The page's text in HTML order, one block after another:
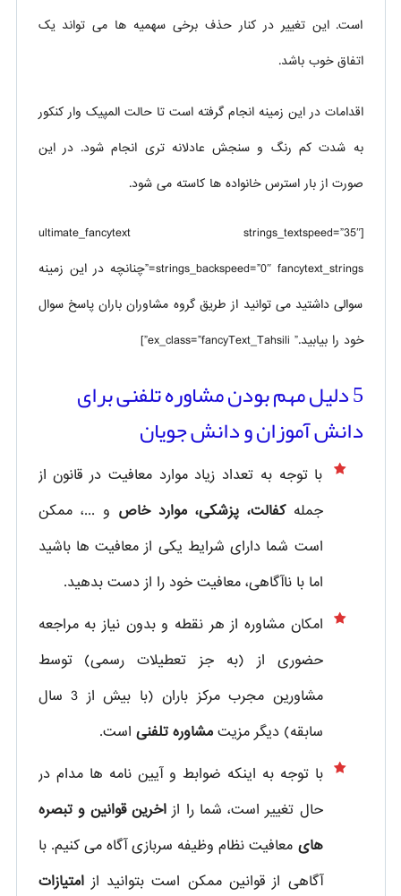
است. این تغییر در کنار حذف برخی سهمیه ها می تواند یک
اتفاق خوب باشد.
اقدامات در این زمینه انجام گرفته است تا حالت المپیک وار کنکور
به شدت کم رنگ و سنجش عادلانه تری انجام شود. در این
صورت از بار استرس خانواده ها کاسته می شود.
[ultimate_fancytext strings_textspeed=”35″
strings_backspeed=”0″ fancytext_strings=”چنانچه در این زمینه
سوالی داشتید می توانید از طریق گروه مشاوران باران پاسخ سوال
خود را بیابید.” ex_class=”fancyText_Tahsili”]
5 دلیل مهم بودن مشاوره تلفنی برای
دانش آموزان و دانش جویان
با توجه به تعداد زیاد موارد معافیت در قانون از
جملهکفالت، پزشکی، موارد خاص و ...، ممکن
است شما دارای شرایط یکی از معافیت ها باشید
اما با ناآگاهی، معافیت خود را از دست بدهید.
امکان مشاوره از هر نقطه و بدون نیاز به مراجعه
حضوری از
(به جز تعطیلات رسمی) توسط
مشاورین مجرب مرکز باران (با بیش از 3 سال
سابقه) دیگر مزیتمشاوره تلفنی است.
با توجه به اینکه ضوابط و آیین نامه ها مدام در
حال تغییر است، شما را از اخرین قوانین و تبصره
های معافیت نظام وظیفه سربازی آگاه می کنیم. با
آگاهی از قوانین ممکن است بتوانید از امتیازات